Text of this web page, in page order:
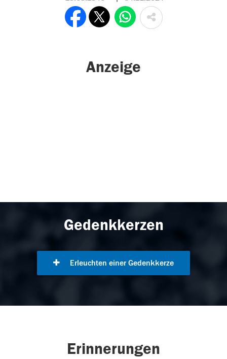
Anzeige
Gedenkkerzen
Erleuchten einer Gedenkkerze
Erinnerungen